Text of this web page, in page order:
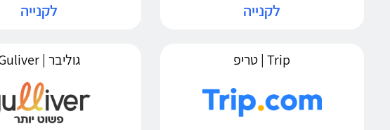
לקנייה
לקנייה
Trip | טריפ גוליבר | Guliver